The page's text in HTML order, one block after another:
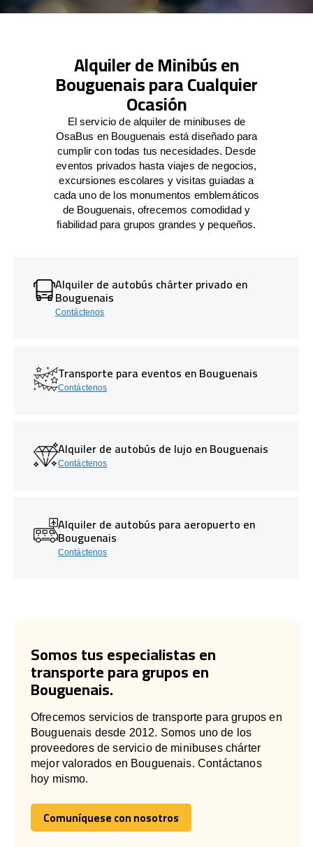
Alquiler de Minibús en
Bouguenais para Cualquier
Ocasión
El servicio de alquiler de minibuses de
OsaBus en Bouguenais está diseñado para
cumplir con todas tus necesidades. Desde
eventos privados hasta viajes de negocios,
excursiones escolares y visitas guiadas a
cada uno de los monumentos emblemáticos
de Bouguenais, ofrecemos comodidad y
fiabilidad para grupos grandes y pequeños.
Alquiler de autobús chárter privado en
Bouguenais
Contáctenos
Transporte para eventos en Bouguenais
Contáctenos
Alquiler de autobús de lujo en Bouguenais
Contáctenos
Alquiler de autobús para aeropuerto en
Bouguenais
Contáctenos
Somos tus especialistas en
transporte para grupos en
Bouguenais.
Ofrecemos servicios de transporte para grupos en
Bouguenais desde 2012. Somos uno de los
proveedores de servicio de minibuses chárter
mejor valorados en Bouguenais. Contáctanos
hoy mismo.
Comuníquese con nosotros
Comuníquese con nosotros